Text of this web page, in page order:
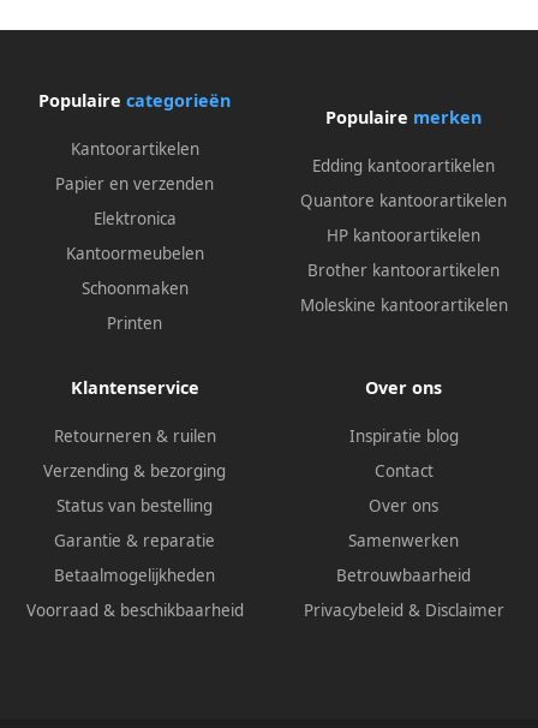
Populaire categorieën
Kantoorartikelen
Papier en verzenden
Elektronica
Kantoormeubelen
Schoonmaken
Printen
Populaire merken
Edding kantoorartikelen
Quantore kantoorartikelen
HP kantoorartikelen
Brother kantoorartikelen
Moleskine kantoorartikelen
Klantenservice
Retourneren & ruilen
Verzending & bezorging
Status van bestelling
Garantie & reparatie
Betaalmogelijkheden
Voorraad & beschikbaarheid
Over ons
Inspiratie blog
Contact
Over ons
Samenwerken
Betrouwbaarheid
Privacybeleid & Disclaimer